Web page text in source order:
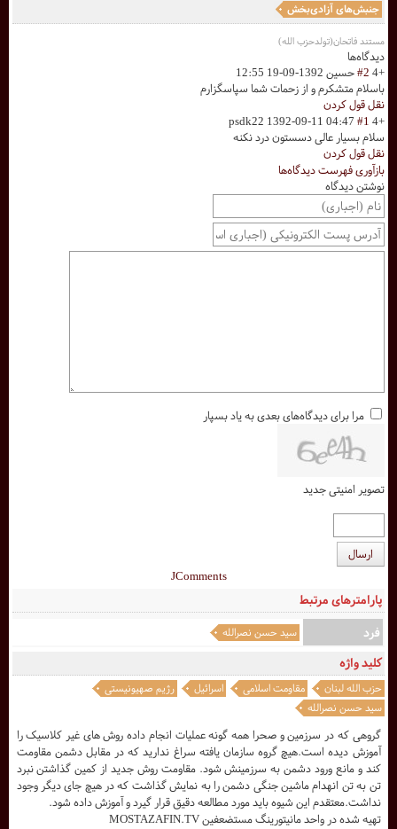
جنبش‌های آزادی‌بخش
مستند فاتحان(تولدحزب الله)
گروهی که در سرزمین و صحرا همه گونه عملیات انجام داده روش های غیر کلاسیک را
آموزش دیده است.هیچ گروه سازمان یافته سراغ ندارید که در مقابل دشمن مقاومت
کند و مانع ورود دشمن به سرزمینش شود. مقاومت روش جدید از کمین گذاشتن نبرد
تن به تن انهدام ماشین جنگی دشمن را به نمایش گذاشت که در هیچ جای دیگر وجود
نداشت.معتقدم این شیوه باید مورد مطالعه دقیق قرار گیرد و آموزش داده شود.
تهيه شده در واحد مانيتورينگ مستضعفين MOSTAZAFIN.TV
کلید واژه
حزب الله لبنان مقاومت اسلامی اسرائیل
رژیم صهیونیستی
سید حسن نصرالله
پارامترهای مرتبط
فرد
سید حسن نصرالله
دیدگاه‌ها
+4
#2حسين 1392-09-19 12:55
باسلام متشكرم و از زحمات شما سپاسگزارم
نقل قول کردن
+4
#1
psdk22 1392-09-11 04:47
سلام بسیار عالی دسستون درد نکنه
نقل قول کردن
بازآوری فهرست دیدگاه‌ها
نوشتن دیدگاه
مرا برای دیدگاه‌های بعدی به یاد بسپار
تصویر امنیتی جدید
ارسال
JComments